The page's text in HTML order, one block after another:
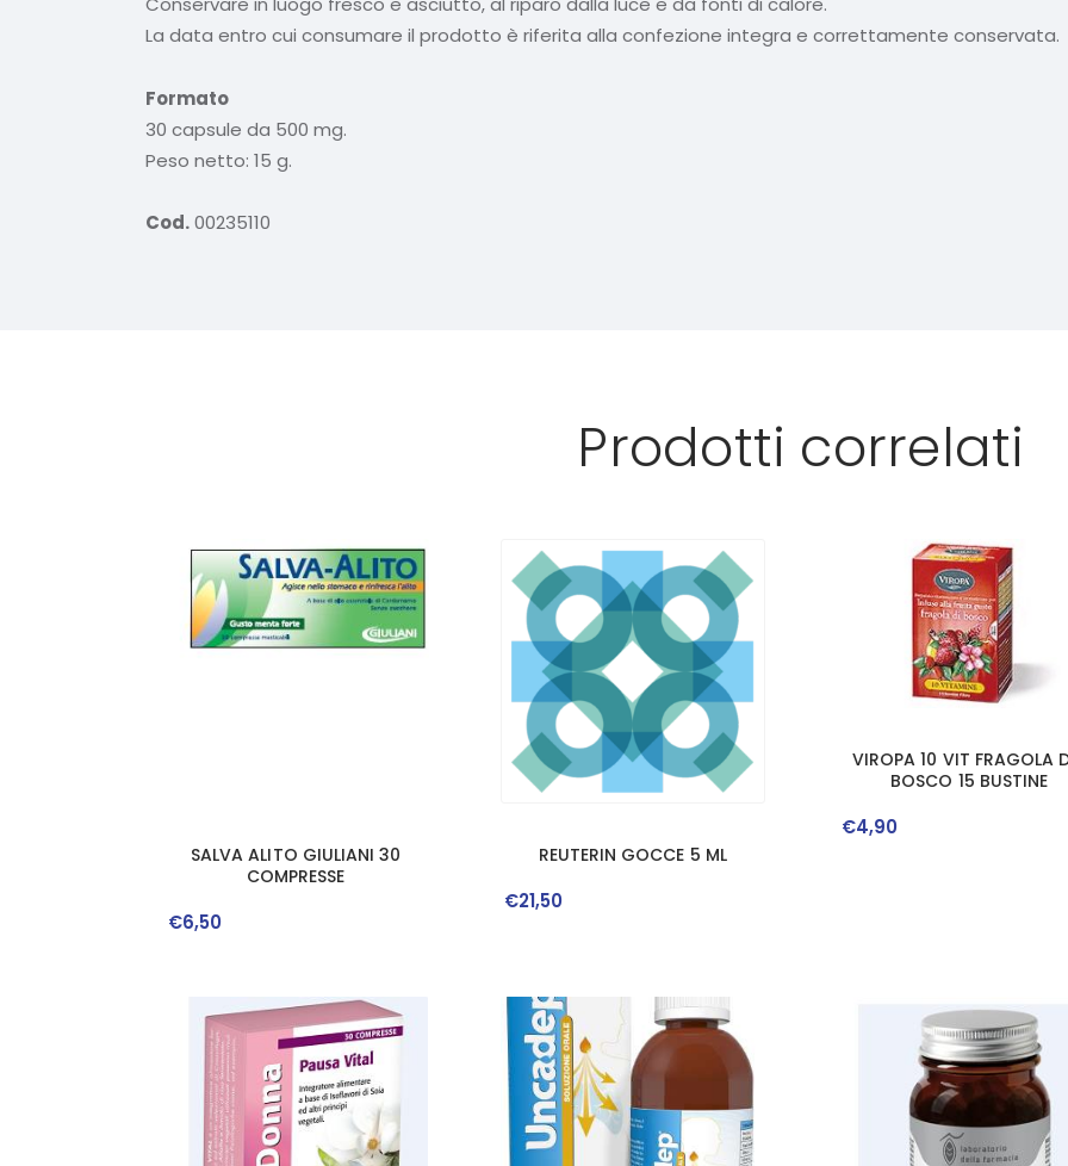
La data entro cui consumare il prodotto è riferita alla confezione integra e correttamente conservata.
Formato
30 capsule da 500 mg.
Peso netto: 15 g.
Cod.00235110
Prodotti correlati
SALVA ALITO GIULIANI 30
COMPRESSE
€6,50
REUTERIN GOCCE 5 ML
€21,50
VIROPA 10 VIT FRAGOLA
BOSCO 15 BUSTINE
€4,90